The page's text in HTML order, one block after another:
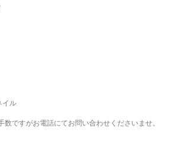
イル
ですがお電話にてお問い合わせくださいませ。